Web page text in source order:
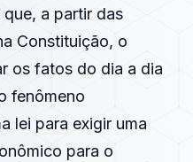
a partir das
Constituição, o
os fatos do dia a dia
fenômeno
lei para exigir uma
para o